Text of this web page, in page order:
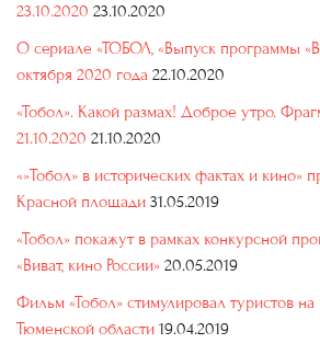
23.10.2020 23.10.2020
О сериале «ТОБОЛ, «Выпуск программы
октября 2020 года 22.10.2020
«Тобол». Какой размах! Доброе утро.
21.10.2020 21.10.2020
«»Тобол» в исторических фактах и кино»
Красной площади 31.05.2019
«Тобол» покажут в рамках конкурсной
«Виват, кино России» 20.05.2019
Фильм «Тобол» стимулировал туристов
Тюменской области 19.04.2019